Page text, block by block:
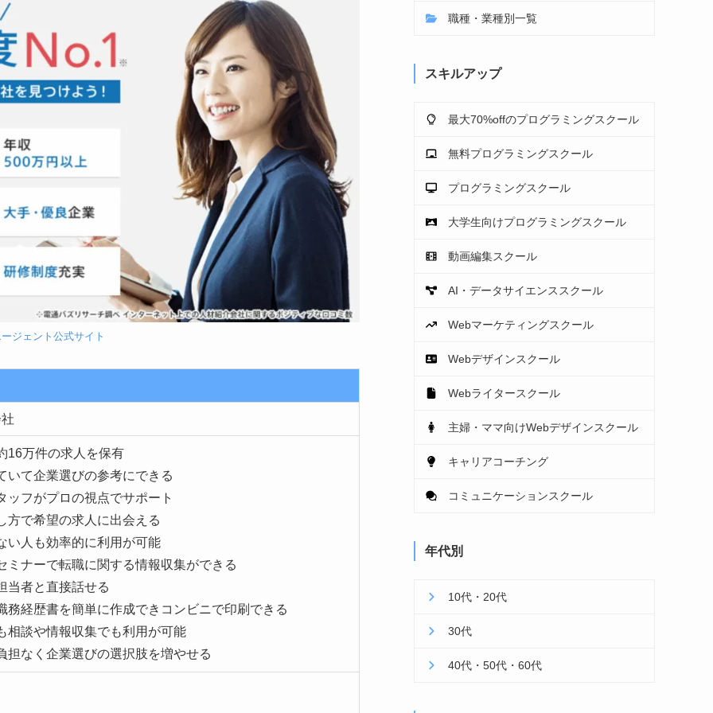
ジェント公式サイト
16万件の求人を保有
いて企業選びの参考にできる
ッフがプロの視点でサポート
方で希望の求人に出会える
い人も効率的に利用が可能
ミナーで転職に関する情報収集ができる
当者と直接話せる
務経歴書を簡単に作成できコンビニで印刷できる
相談や情報収集でも利用が可能
担なく企業選びの選択肢を増やせる
職種・業種別一覧
スキルアップ
最大70%offのプログラミングスクール
無料プログラミングスクール
プログラミングスクール
大学生向けプログラミングスクール
動画編集スクール
AI・データサイエンススクール
Webマーケティングスクール
Webデザインスクール
Webライタースクール
主婦・ママ向けWebデザインスクール
キャリアコーチング
コミュニケーションスクール
年代別
10代・20代
30代
40代・50代・60代